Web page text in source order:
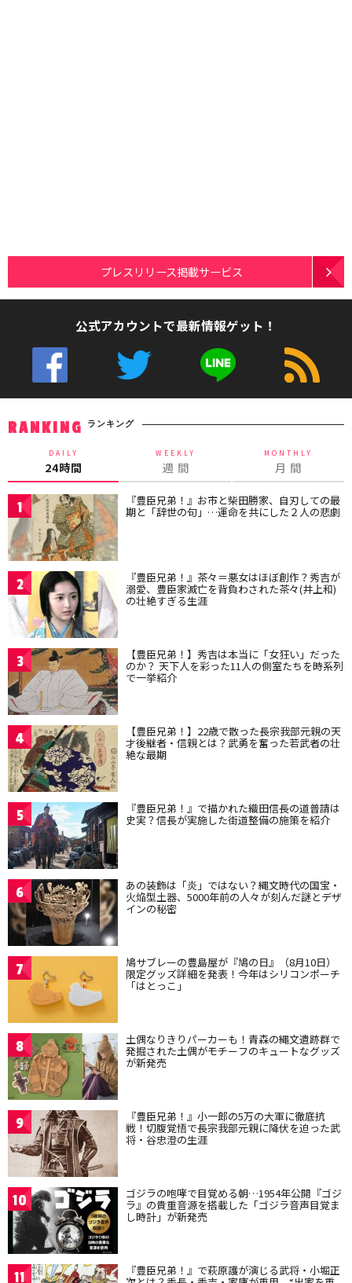
プレスリリース掲載サービス
公式アカウントで最新情報ゲット！
RANKING ランキング
DAILY
24時間
WEEKLY
週 間
MONTHLY
月 間
1 『豊臣兄弟！』お市と柴田勝家、自刃しての最
期と「辞世の句」…運命を共にした２人の悲劇
2 『豊臣兄弟！』茶々＝悪女はほぼ創作？秀吉が
溺愛、豊臣家滅亡を背負わされた茶々(井上和)
の壮絶すぎる生涯
3 【豊臣兄弟！】秀吉は本当に「女狂い」だった
のか？ 天下人を彩った11人の側室たちを時系列
で一挙紹介
4 【豊臣兄弟！】22歳で散った長宗我部元親の天
才後継者・信親とは？武勇を奮った若武者の壮
絶な最期
5 『豊臣兄弟！』で描かれた織田信長の道普請は
史実？信長が実施した街道整備の施策を紹介
6 あの装飾は「炎」ではない？縄文時代の国宝・
火焔型土器、5000年前の人々が刻んだ謎とデザ
インの秘密
7 鳩サブレーの豊島屋が『鳩の日』（8月10日）
限定グッズ詳細を発表！今年はシリコンポーチ
「はとっこ」
8 土偶なりきりパーカーも！青森の縄文遺跡群で
発掘された土偶がモチーフのキュートなグッズ
が新発売
9 『豊臣兄弟！』小一郎の5万の大軍に徹底抗
戦！切腹覚悟で長宗我部元親に降伏を迫った武
将・谷忠澄の生涯
10 ゴジラの咆哮で目覚める朝…1954年公開『ゴジ
ラ』の貴重音源を搭載した「ゴジラ音声目覚ま
し時計」が新発売
11 『豊臣兄弟！』で萩原護が演じる武将・小堀正